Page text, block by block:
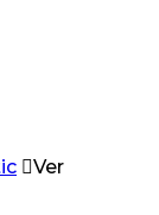
Ver